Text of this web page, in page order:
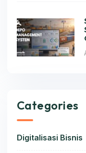
Categories
Digitalisasi Bisnis